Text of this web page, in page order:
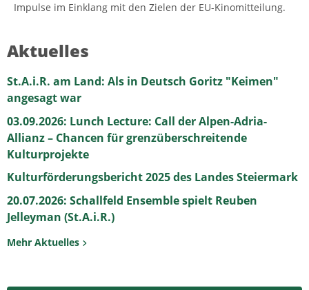
Impulse im Einklang mit den Zielen der EU-Kinomitteilung.
Aktuelles
St.A.i.R. am Land: Als in Deutsch Goritz "Keimen"
angesagt war
03.09.2026: Lunch Lecture: Call der Alpen-Adria-
Allianz – Chancen für grenzüberschreitende
Kulturprojekte
Kulturförderungsbericht 2025 des Landes Steiermark
20.07.2026: Schallfeld Ensemble spielt Reuben
Jelleyman (St.A.i.R.)
Mehr Aktuelles